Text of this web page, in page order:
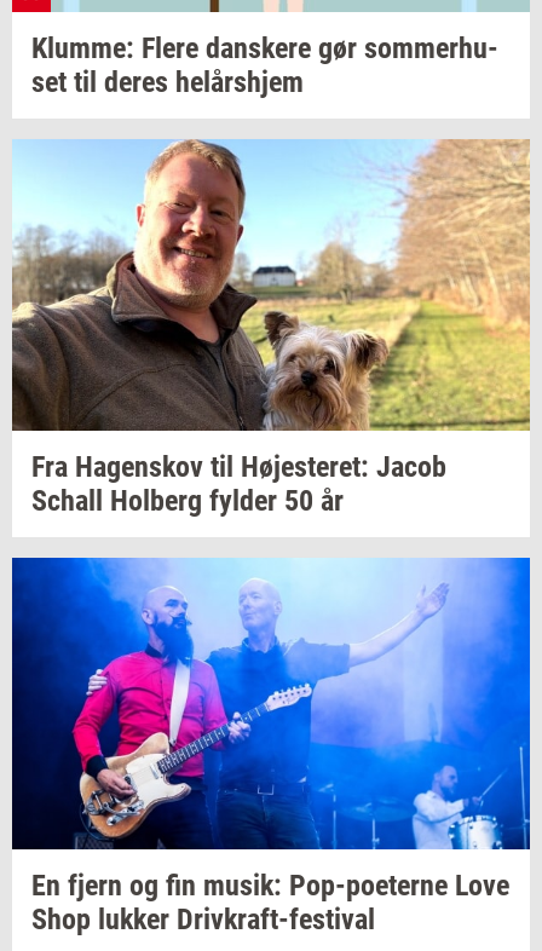
Klum­me: Flere dan­ske­re gør som­mer­hu­
set til deres helårs­hjem
Fra Ha­genskov til Hø­jeste­ret: Jacob
Schall
Hol­berg fyl­der 50 år
En fjern og fin musik: Pop-​poeterne Love
Shop luk­ker Drivkraft-​festival